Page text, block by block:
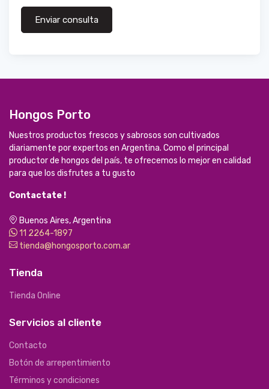
Enviar consulta
Hongos Porto
Nuestros productos frescos y sabrosos son cultivados
diariamente por expertos en Argentina. Como el principal
productor de hongos del país, te ofrecemos lo mejor en calidad
para que los disfrutes a tu gusto
Contactate !
Buenos Aires, Argentina
11 2264-1897
tienda@hongosporto.com.ar
Tienda
Tienda Online
Servicios al cliente
Contacto
Botón de arrepentimiento
Términos y condiciones